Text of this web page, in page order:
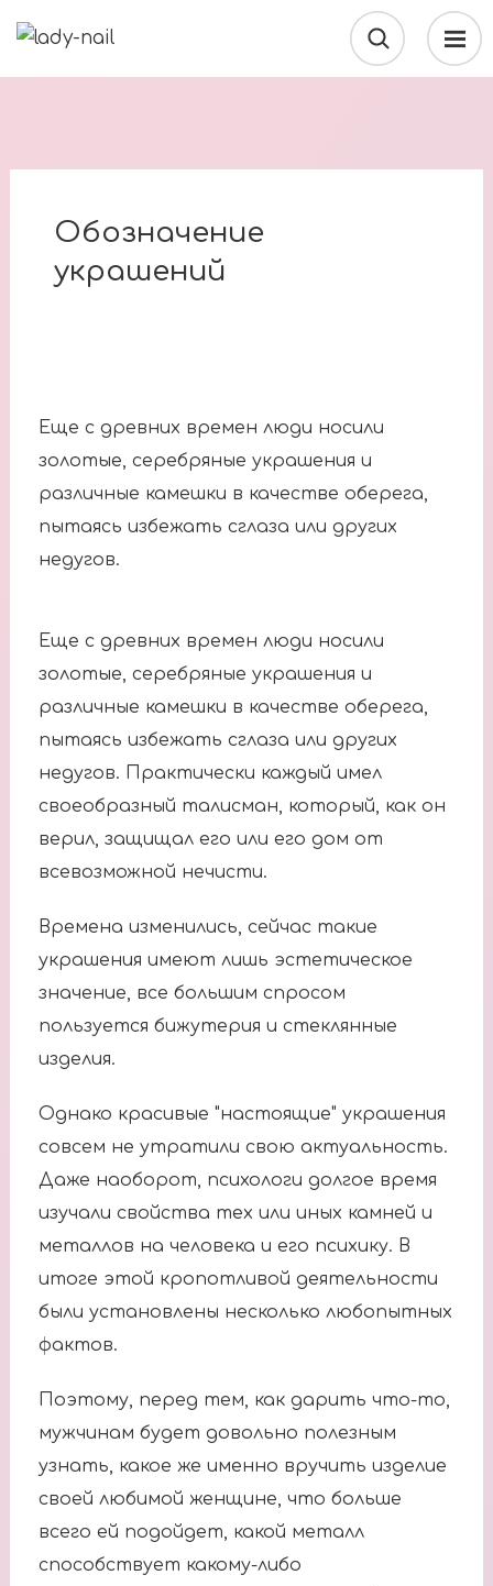
Обозначение
украшений
Еще с древних времен люди носили
золотые, серебряные украшения и
различные камешки в качестве оберега,
пытаясь избежать сглаза или других
недугов.
Еще с древних времен люди носили
золотые, серебряные украшения и
различные камешки в качестве оберега,
пытаясь избежать сглаза или других
недугов. Практически каждый имел
своеобразный талисман, который, как он
верил, защищал его или его дом от
всевозможной нечисти.
Времена изменились, сейчас такие
украшения имеют лишь эстетическое
значение, все большим спросом
пользуется бижутерия и стеклянные
изделия.
Однако красивые "настоящие" украшения
совсем не утратили свою актуальность.
Даже наоборот, психологи долгое время
изучали свойства тех или иных камней и
металлов на человека и его психику. В
итоге этой кропотливой деятельности
были установлены несколько любопытных
фактов.
Поэтому, перед тем, как дарить что-то,
мужчинам будет довольно полезным
узнать, какое же именно вручить изделие
своей любимой женщине, что больше
всего ей подойдет, какой металл
способствует какому-либо